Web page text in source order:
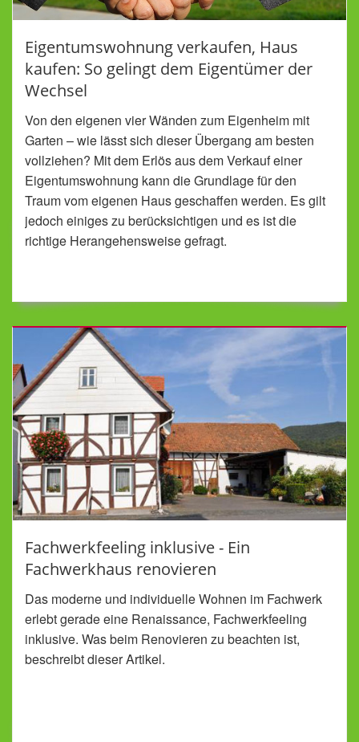
Eigentumswohnung verkaufen, Haus
kaufen: So gelingt dem Eigentümer der
Wechsel
Von den eigenen vier Wänden zum Eigenheim mit
Garten – wie lässt sich dieser Übergang am besten
vollziehen? Mit dem Erlös aus dem Verkauf einer
Eigentumswohnung kann die Grundlage für den
Traum vom eigenen Haus geschaffen werden. Es gilt
jedoch einiges zu berücksichtigen und es ist die
richtige Herangehensweise gefragt.
Fachwerkfeeling inklusive - Ein
Fachwerkhaus renovieren
Das moderne und individuelle Wohnen im Fachwerk
erlebt gerade eine Renaissance, Fachwerkfeeling
inklusive. Was beim Renovieren zu beachten ist,
beschreibt dieser Artikel.